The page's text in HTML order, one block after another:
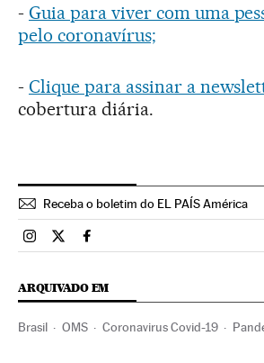
- Guia para viver com uma
pelo coronavírus;
- Clique para assinar a
cobertura diária.
Receba o boletim do EL PAÍS América
Brasil El País Brasil en Instagram
Brasil El País Brasil en Twitter
Brasil El País Brasil en
ARQUIVADO EM
Brasil OMS Coronavirus Covid-19